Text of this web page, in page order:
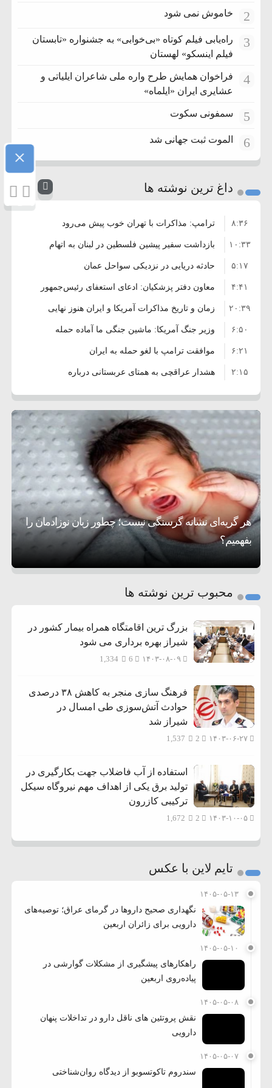
2 خاموش نمی شود
3
راه‌یابی فیلم کوتاه «بی‌خوابی» به جشنواره «تابستان
فیلم اینسکو» لهستان
4
فراخوان همایش طرح واره ملی شاعران ایلیاتی و
عشایری ایران «ایلماه»
5 سمفونی سکوت
6 الموت ثبت جهانی شد
داغ ترین نوشته ها
ترامپ: مذاکرات با تهران خوب پیش می‌رود ۸:۳۶
بازداشت سفیر پیشین فلسطین در لبنان به اتهام
فساد و اختلاس اموال
۱۰:۳۳
حادثه دریایی در نزدیکی سواحل عمان ۵:۱۷
معاون دفتر پزشکیان: ادعای استعفای رئیس‌جمهور
واهی و کذب محض است
۴:۴۱
زمان و تاریخ مذاکرات آمریکا و ایران هنوز نهایی
نشده است
۲۰:۳۹
وزیر جنگ آمریکا: ماشین جنگی ما آماده حمله
نظامی علیه ایران است
۶:۵۰
موافقت ترامپ با لغو حمله به ایران ۶:۲۱
هشدار عراقچی به همتای عربستانی درباره
همراهی با آمریکا
۲:۱۵
مقام ارشد امنیتی: برنامه گسترده‌ای برای پاسخ به
دیوانگی آمریکا داریم
۷:۱۰
ترامپ دستور حملات جدید علیه ایران را صادر کرد ۵:۴۵
سپاه: دو نفتکش متخلف مورد اصابت قرار گرفته
و متوقف شدند
۱۲:۵۹
ترامپ مدعی توافق تاریخی برای خلع سلاح کامل
حماس شد
اعتراض عراقچی به همتای بلغارستانی به دلیل
کمک به آمریکا در حملات به ایران
۱۶:۱۹
کشورهایی که به متجاوزان کمک می کنند پاسخ
سختی خواهند گرفت
۱۰:۱۵
سنتکام پایان تجاوز جدید به ایران را اعلام کرد ۶:۰۵
هر گریه‌ای نشانه گرسنگی نیست؛ چطور زبان نوزادمان را
بفهمیم؟
تغذیه پدر می‌تواند بر سلامت نوزاد تأثیر بگذارد
روی دیگر زندگی
3
محبوب ترین نوشته ها
بزرگ ترین اقامتگاه همراه بیمار کشور در
شیراز بهره برداری می شود
۱۴۰۳-۰۸-۰۹ 1,334
فرهنگ سازی منجر به کاهش ۳۸ درصدی
حوادث آتش‌سوزی طی امسال در
شیراز شد
۱۴۰۳-۰۶-۲۷ 1,537
استفاده از آب فاضلاب جهت بکارگیری در
تولید برق یکی از اهداف مهم نیروگاه سیکل
ترکیبی کازرون
۱۴۰۳-۱۰-۰۵ 1,672
تایم لاین با عکس
۱۴۰۵-۰۵-۱۳
نگهداری صحیح داروها در گرمای عراق؛ توصیه‌های
دارویی برای زائران اربعین
۱۴۰۵-۰۵-۱۰
راهکارهای پیشگیری از مشکلات گوارشی در
پیاده‌روی اربعین
۱۴۰۵-۰۵-۰۸
نقش پروتئین های ناقل دارو در تداخلات پنهان
دارویی
۱۴۰۵-۰۵-۰۷
سندروم تاکوتسوبو از دیدگاه روان‌شناختی
×